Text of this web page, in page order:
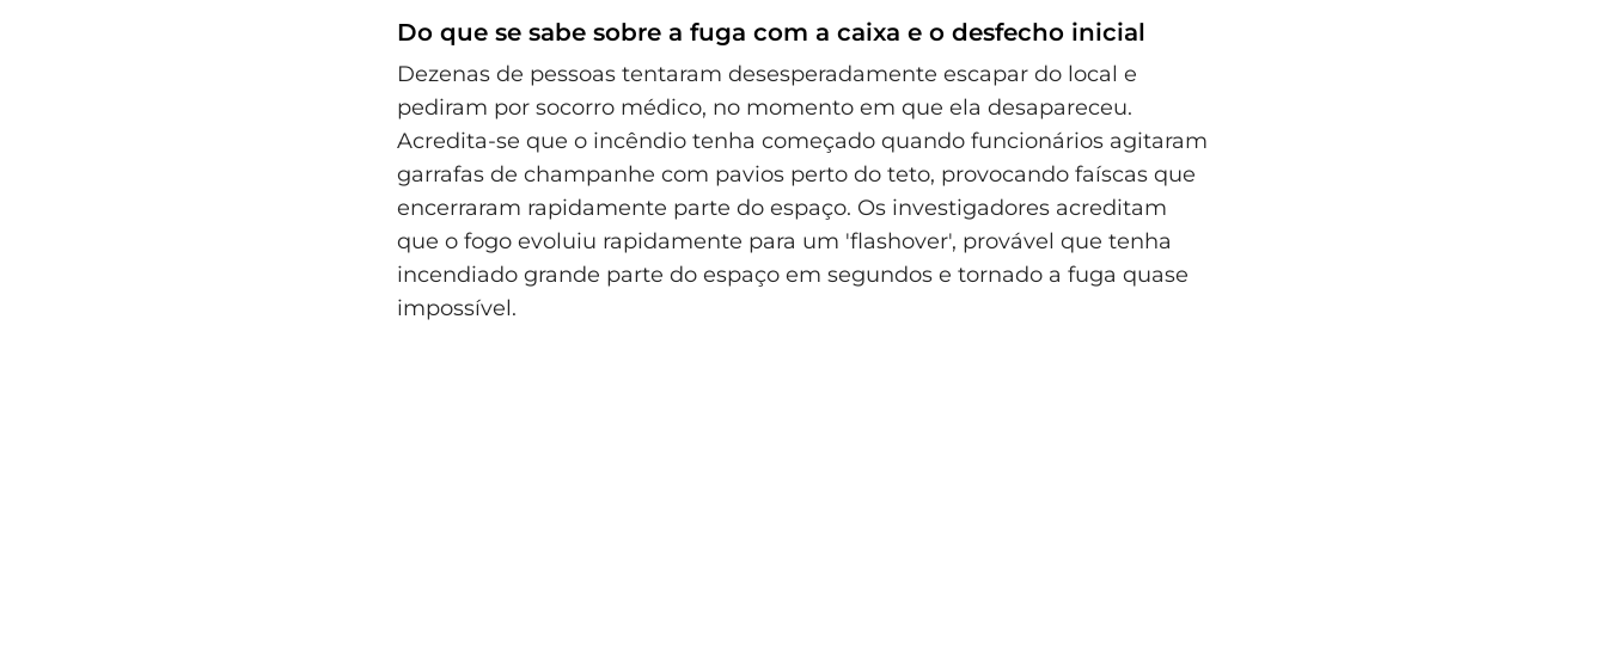
Do que se sabe sobre a fuga com a caixa e o desfecho inicial
Dezenas de pessoas tentaram desesperadamente escapar do local e
pediram por socorro médico, no momento em que ela desapareceu.
Acredita-se que o incêndio tenha começado quando funcionários agitaram
garrafas de champanhe com pavios perto do teto, provocando faíscas que
encerraram rapidamente parte do espaço. Os investigadores acreditam
que o fogo evoluiu rapidamente para um 'flashover', provável que tenha
incendiado grande parte do espaço em segundos e tornado a fuga quase
impossível.